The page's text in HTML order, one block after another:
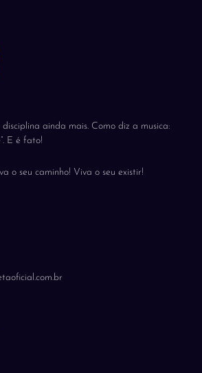
ainda mais. Como diz a musica:
E é fato!
o seu caminho! Viva o seu existir!